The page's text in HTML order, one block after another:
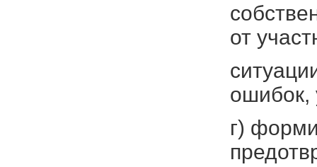
от
ошибок,
г)